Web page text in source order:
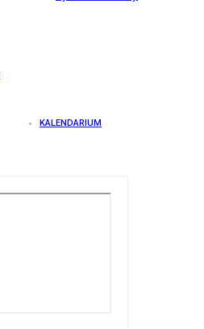
KALENDARIUM